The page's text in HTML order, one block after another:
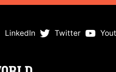
LinkedIn Twitter